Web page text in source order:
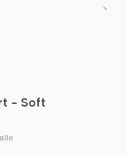
- Soft